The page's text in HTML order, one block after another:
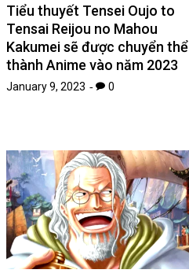
Tiểu thuyết Tensei Oujo to
Tensai Reijou no Mahou
Kakumei sẽ được chuyển thể
thành Anime vào năm 2023
January 9, 2023 0